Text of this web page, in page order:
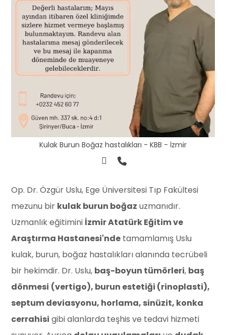
Kulak Burun Boğaz hastalıkları - KBB - İzmir
Op. Dr. Özgür Uslu, Ege Üniversitesi Tıp Fakültesi
mezunu bir kulak burun boğaz uzmanıdır.
Uzmanlık eğitimini İzmir Atatürk Eğitim ve
Araştırma Hastanesi'nde tamamlamış Uslu
kulak, burun, boğaz hastalıkları alanında tecrübeli
bir hekimdir. Dr. Uslu, baş-boyun tümörleri, baş
dönmesi (vertigo), burun estetiği (rinoplasti),
septum deviasyonu, horlama, sinüzit, konka
cerrahisi gibi alanlarda teşhis ve tedavi hizmeti